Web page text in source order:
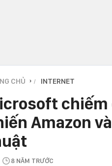
CHỦ › INTERNET
Amazon
8 NĂM TRƯỚC